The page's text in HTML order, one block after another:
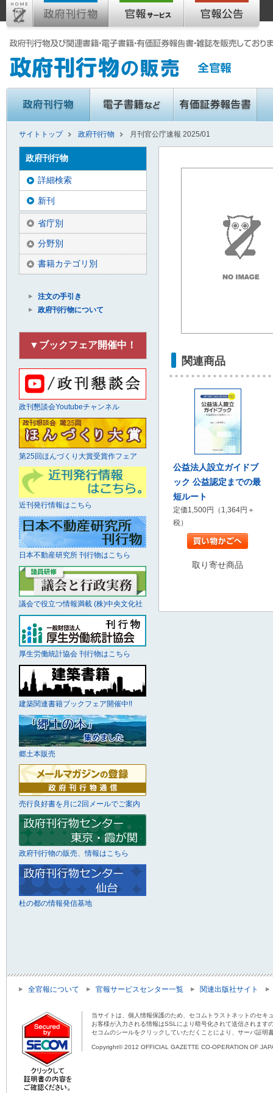
サイトトップ 政府刊行物 月刊官公庁速報 2025/01
関連商品
公益法人設立ガイドブ
ック 公益認定までの最
短ルート
定価1,500円（1,364円＋
税）
取り寄せ商品
政府刊行物
詳細検索
新刊
省庁別
分野別
書籍カテゴリ別
注文の手引き
政府刊行物について
▼ブックフェア開催中！
政刊懇談会Youtubeチャンネル
第25回ほんづくり大賞受賞作フェア
近刊発行情報はこちら
日本不動産研究所 刊行物はこちら
議会で役立つ情報満載 (株)中央文化社
厚生労働統計協会 刊行物はこちら
建築関連書籍ブックフェア開催中!!
郷土本販売
売行良好書を月に2回メールでご案内
政府刊行物の販売、情報はこちら
杜の都の情報発信基地
全官報について 官報サービスセンター一覧 関連出版社サイト
当サイトは、個人情報保護のため、セコムトラストネットのセキ
お客様が入力される情報はSSLにより暗号化されて送信されま
セコムのシールをクリックしていただくことにより、サーバ証明
Copyright© 2012 OFFICIAL GAZETTE CO-OPERATION OF